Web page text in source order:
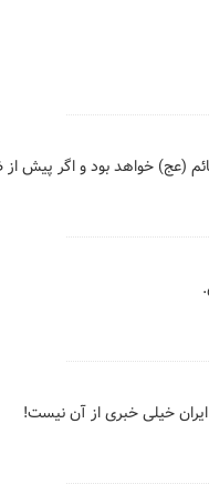
(عج) خواهد بود و اگر پیش از
خیلی خبری از آن نیست!